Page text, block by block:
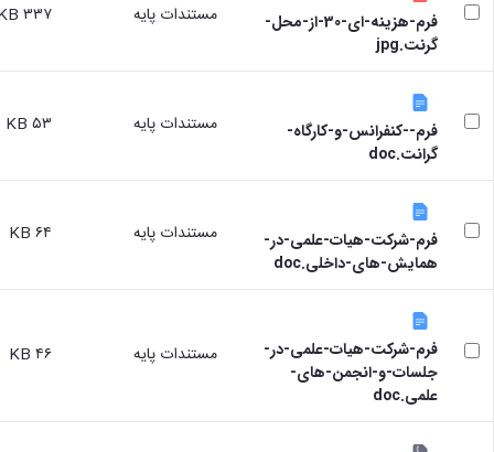
فرم-هزینه-ای-30-از-محل-
گرنت.jpg
مستندات پایه ۳۳۷ KB
فرم--کنفرانس-و-کارگاه-
گرانت.doc
مستندات پایه ۵۳ KB
فرم-شرکت-هیات-علمی-در-
همایش-های-داخلی.doc
مستندات پایه ۶۴ KB
فرم-شرکت-هیات-علمی-در-
جلسات-و-انجمن-های-
علمی.doc
مستندات پایه ۴۶ KB